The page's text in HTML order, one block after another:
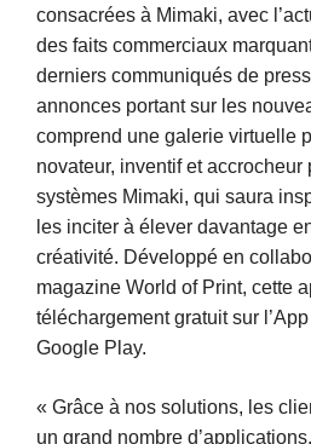
consacrées à Mimaki, avec
des faits commerciaux
derniers communiqués de
annonces portant sur les
comprend une galerie virtuelle
novateur, inventif et accrocheur
systèmes Mimaki, qui saura
les inciter à élever davantage
créativité. Développé en
magazine World of Print, cette
téléchargement gratuit sur
Google Play.
« Grâce à nos solutions, les
un grand nombre